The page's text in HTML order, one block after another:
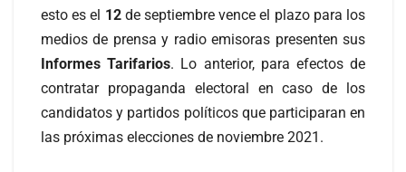
esto es el 12 de septiembre vence el plazo para los
medios de prensa y radio emisoras presenten sus
Informes Tarifarios. Lo anterior, para efectos de
contratar propaganda electoral en caso de los
candidatos y partidos políticos que participaran en
las próximas elecciones de noviembre 2021.